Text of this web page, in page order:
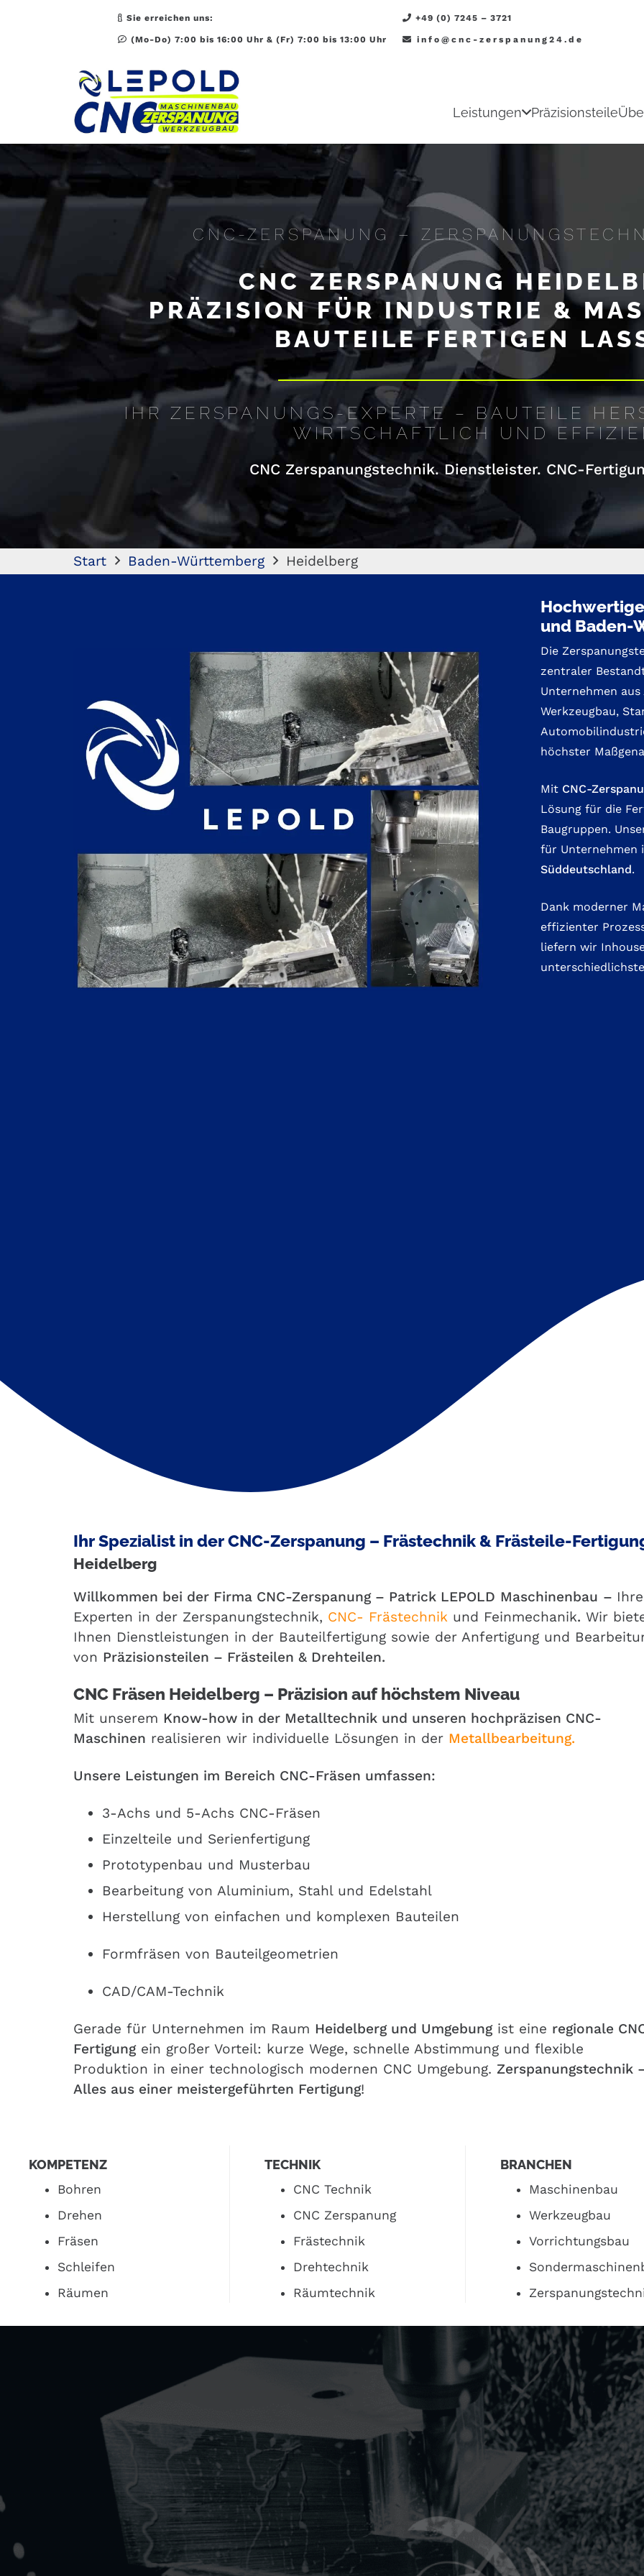
Sie erreichen uns:
(Mo-Do) 7:00 bis 16:00 Uhr & (Fr) 7:00 bis 13:00 Uhr
+49 (0) 7245 – 3721
info@cnc-zerspanung24.de
Leistungen Präzisionsteile
CNC-ZERSPANUNG –
CNC ZERSPANUNG
PRÄZISION FÜR INDUSTRIE &
BAUTEILE FERTIGEN
IHR ZERSPANUNGS-EXPERTE – BAUTEILE
WIRTSCHAFTLICH UND
CNC Zerspanungstechnik. Dienstleister. CNC-
Start Baden-Württemberg Heidelberg
und Baden-
Die
zentraler
Unternehmen
Werkzeugbau,
höchster
Mit CNC-
Lösung für die
Baugruppen.
für Unternehmen
Süddeutschland.
Dank moderner
effizienter
liefern wir
Ihr Spezialist in der CNC-Zerspanung – Frästechnik & Frästeile-
Heidelberg
Willkommen bei der Firma CNC-Zerspanung – Patrick LEPOLD Maschinenbau –
Experten in der Zerspanungstechnik, CNC- Frästechnik und Feinmechanik. Wir
Ihnen Dienstleistungen in der Bauteilfertigung sowie der Anfertigung und
von Präzisionsteilen – Frästeilen & Drehteilen.
CNC Fräsen Heidelberg – Präzision auf höchstem Niveau
Mit unserem Know-how in der Metalltechnik und unseren hochpräzisen CNC-
Maschinen realisieren wir individuelle Lösungen in der Metallbearbeitung.
Unsere Leistungen im Bereich CNC-Fräsen umfassen:
3-Achs und 5-Achs CNC-Fräsen
Einzelteile und Serienfertigung
Prototypenbau und Musterbau
Bearbeitung von Aluminium, Stahl und Edelstahl
Herstellung von einfachen und komplexen Bauteilen
Formfräsen von Bauteilgeometrien
CAD/CAM-Technik
Gerade für Unternehmen im Raum Heidelberg und Umgebungist eine regionale
Fertigungein großer Vorteil: kurze Wege, schnelle Abstimmung und flexible
Produktion in einer technologisch modernen CNC Umgebung. Zerspanungstechnik
Alles aus einer meistergeführten Fertigung!
KOMPETENZ
Bohren
Drehen
Fräsen
Schleifen
Räumen
TECHNIK
CNC Technik
CNC Zerspanung
Frästechnik
Drehtechnik
Räumtechnik
BRANCHEN
Maschinenbau
Werkzeugbau
Vorrichtungsbau